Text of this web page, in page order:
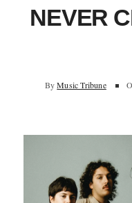
NEVER
By Music Tribune